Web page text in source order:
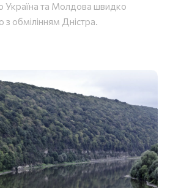
Україна та Молдова швидко
з обмілінням Дністра.